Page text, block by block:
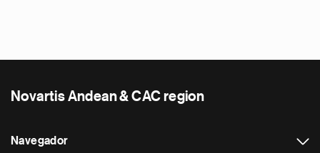
Novartis Andean & CAC region
Navegador